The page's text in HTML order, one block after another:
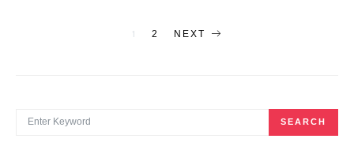
文
1 2 NEXT
SEARCH